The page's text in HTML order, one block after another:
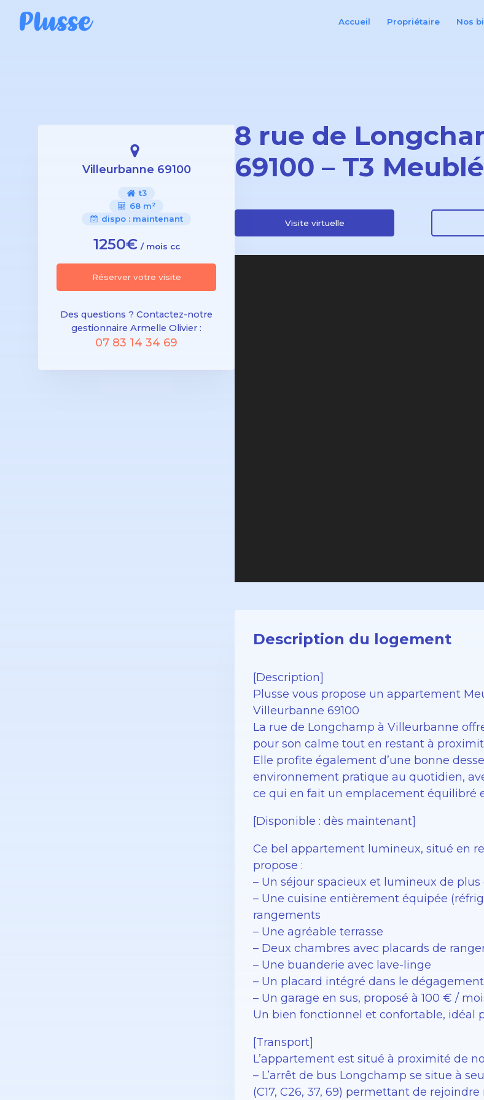
Accueil Propriétaire Nos
Villeurbanne 69100
t3
68 m²
dispo : maintenant
1250€ / mois cc
Réserver votre visite
Des questions ? Contactez-notre
gestionnaire Armelle Olivier :
07 83 14 34 69
8 rue de
69100 – T3
Visite virtuelle
Description du logement
[Description]
Plusse vous propose un appartement
Villeurbanne 69100
La rue de Longchamp à Villeurbanne
pour son calme tout en restant à
Elle profite également d’une bonne
environnement pratique au quotidien,
ce qui en fait un emplacement équilibré
[Disponible : dès maintenant]
Ce bel appartement lumineux, situé en
propose :
– Un séjour spacieux et lumineux de
– Une cuisine entièrement équipée
rangements
– Une agréable terrasse
– Deux chambres avec placards de
– Une buanderie avec lave-linge
– Un placard intégré dans le dégagement
– Un garage en sus, proposé à 100 € /
Un bien fonctionnel et confortable, idéal
[Transport]
L’appartement est situé à proximité de
– L’arrêt de bus Longchamp se situe à
(C17, C26, 37, 69) permettant de